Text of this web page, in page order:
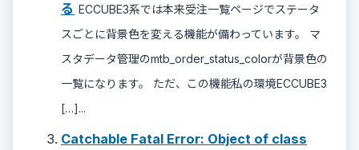
る ECCUBE3系では本来受注一覧ページでステータ
スごとに背景色を変える機能が備わっています。 マ
スタデータ管理のmtb_order_status_colorが背景色の
一覧になります。 ただ、この機能私の環境ECCUBE3
[…]...
Catchable Fatal Error: Object of class